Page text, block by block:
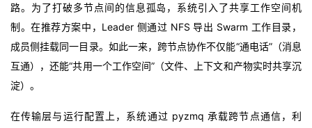
路。为了打破多节点间的信息孤岛，系统引入了共享工作空间机
制。在推荐方案中，Leader 侧通过 NFS 导出 Swarm 工作目录，
成员侧挂载同一目录。如此一来，跨节点协作不仅能“通电话”（消息
互通），还能“共用一个工作空间”（文件、上下文和产物实时共享沉
淀）。
在传输层与运行配置上，系统通过 pyzmq 承载跨节点通信，利